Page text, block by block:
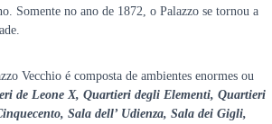
Somente no ano de 1872, o Palazzo se tornou a
Vecchio é composta de ambientes enormes ou
de Leone X, Quartieri degli Elementi, Quartieri
Sala dell’ Udienza, Sala dei Gigli,